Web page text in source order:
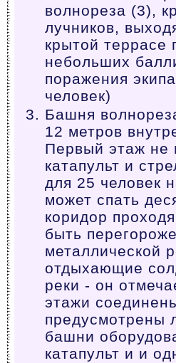
волнореза (3),
лучников,
крытой террасе
небольших
поражения
человек)
Башня
12 метров
Первый этаж не
катапульт и
для 25 человек
может спать
коридор
быть
металлической
отдыхающие
реки - он
этажи
предусмотрены
башни
катапульт и и